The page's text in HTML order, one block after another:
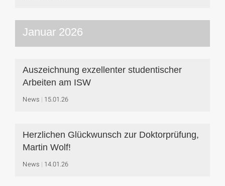
Januar 2026
Auszeichnung exzellenter studentischer
Arbeiten am ISW
News 15.01.26
Herzlichen Glückwunsch zur Doktorprüfung,
Martin Wolf!
News 14.01.26